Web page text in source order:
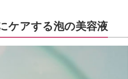
ケアする泡の美容液